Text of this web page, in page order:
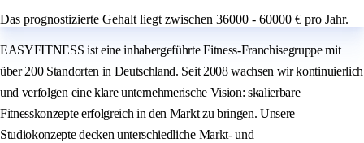
Das prognostizierte Gehalt liegt zwischen 36000 - 60000 € pro Jahr.
EASYFITNESS ist eine inhabergeführte Fitness-Franchisegruppe mit
über 200 Standorten in Deutschland. Seit 2008 wachsen wir kontinuierlich
und verfolgen eine klare unternehmerische Vision: skalierbare
Fitnesskonzepte erfolgreich in den Markt zu bringen. Unsere
Studiokonzepte decken unterschiedliche Markt- und